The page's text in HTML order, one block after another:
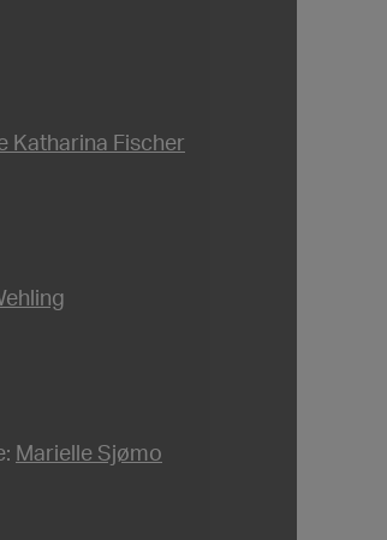
Katharina Fischer
Marielle Sjømo